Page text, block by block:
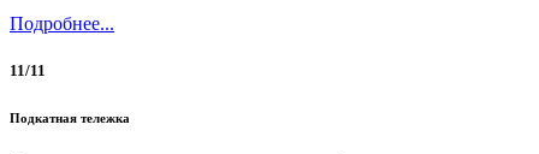
Подробнее...
11/11
Подкатная тележка